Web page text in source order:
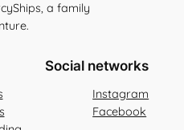
a family
Social networks
Instagram
Facebook